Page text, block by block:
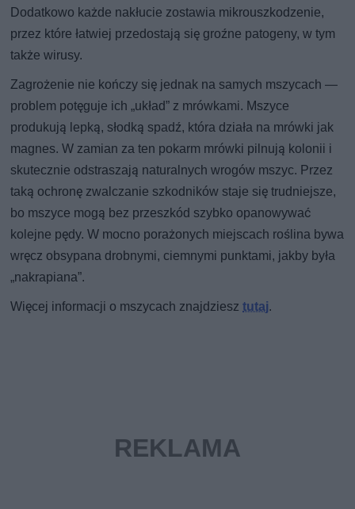
Dodatkowo każde nakłucie zostawia mikrouszkodzenie,
przez które łatwiej przedostają się groźne patogeny, w tym
także wirusy.
Zagrożenie nie kończy się jednak na samych mszycach —
problem potęguje ich „układ” z mrówkami. Mszyce
produkują lepką, słodką spadź, która działa na mrówki jak
magnes. W zamian za ten pokarm mrówki pilnują kolonii i
skutecznie odstraszają naturalnych wrogów mszyc. Przez
taką ochronę zwalczanie szkodników staje się trudniejsze,
bo mszyce mogą bez przeszkód szybko opanowywać
kolejne pędy. W mocno porażonych miejscach roślina bywa
wręcz obsypana drobnymi, ciemnymi punktami, jakby była
„nakrapiana”.
Więcej informacji o mszycach znajdziesztutaj.